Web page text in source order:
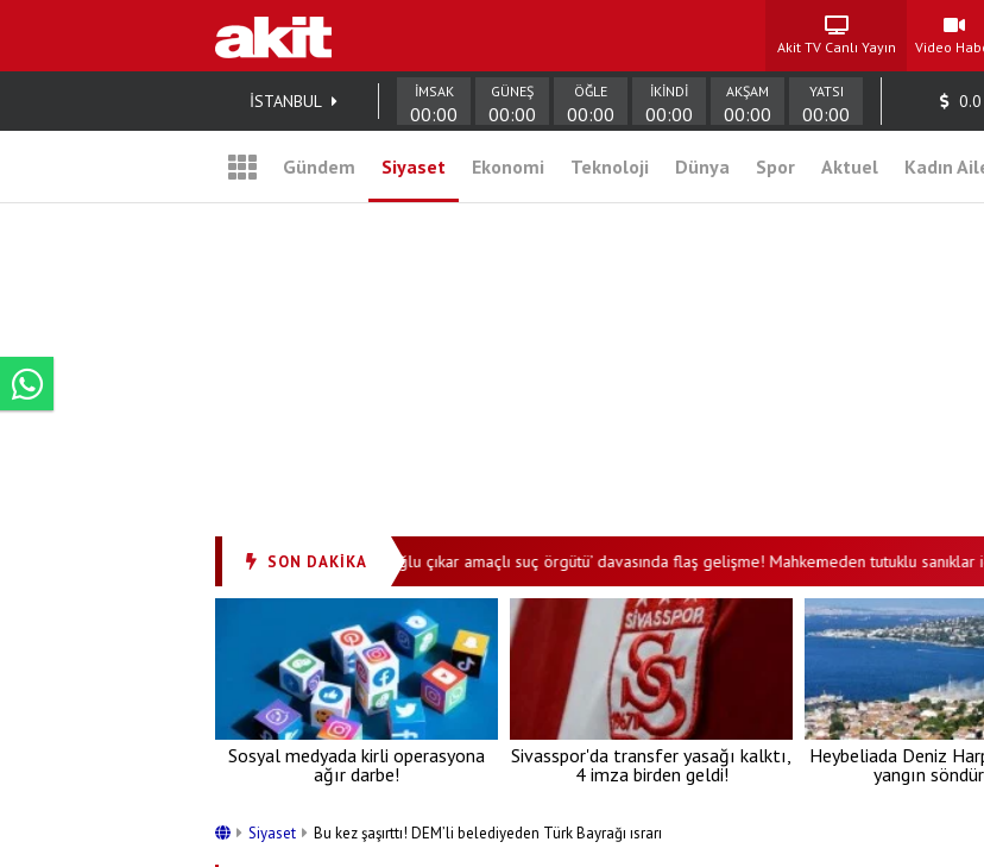
Akit TV Canlı Yayın Video
İSTANBUL İMSAK
00:00
GÜNEŞ
00:00
ÖĞLE
00:00
İKİNDİ
00:00
AKŞAM
00:00
YATSI
00:00
0.0
Gündem Siyaset Ekonomi Teknoloji Dünya Spor Aktuel Kadın
SON DAKİKA
• ‘İmamoğlu çıkar amaçlı suç örgütü’ davasında flaş gelişme! Mahkemeden tutuklu sanıklar için
Sosyal medyada kirli operasyona
ağır darbe!
Sivasspor'da transfer yasağı kalktı,
4 imza birden geldi!
Heybeliada Deniz
yangın
Siyaset Bu kez şaşırttı! DEM’li belediyeden Türk Bayrağı ısrarı